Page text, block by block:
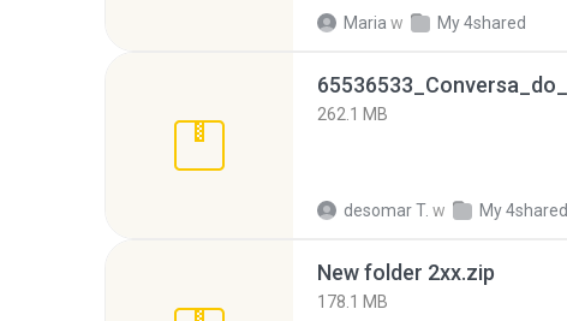
Maria w My 4shared
262.1 MB
desomar T. w My 4shared
New folder 2xx.zip
178.1 MB